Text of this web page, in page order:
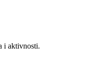
i aktivnosti.